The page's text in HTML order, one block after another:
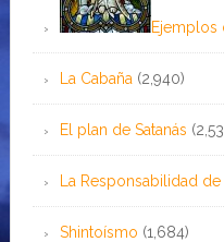
Ejemplos
La Cabaña (2,940)
El plan de Satanás
La Responsabilidad
Shintoísmo (1,684)